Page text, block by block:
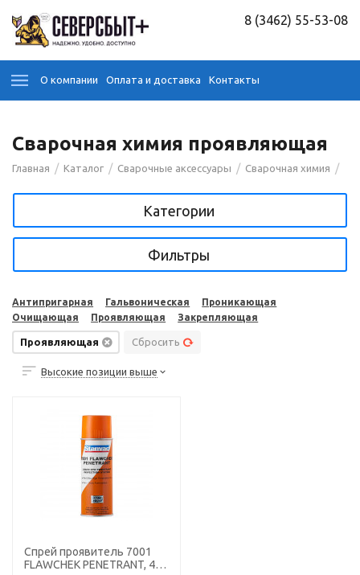
8 (3462) 55-53-08
О компании Оплата и доставка Контакты
Сварочная химия проявляющая
Главная / Каталог / Сварочные аксессуары / Сварочная химия /
Категории
Фильтры
Антипригарная Гальвоническая
Проникающая
Очищающая
Проявляющая Закрепляющая
Проявляющая Сбросить
Высокие позиции выше
Спрей проявитель 7001
FLAWCHEK PENETRANT, 425